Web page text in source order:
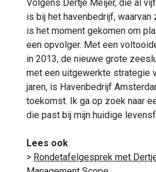
Volgens Dertje Meijer, die al
is bij het havenbedrijf, waarvan
is het moment gekomen om
een opvolger. Met een
in 2013, de nieuwe grote
met een uitgewerkte strategie
jaren, is Havenbedrijf
toekomst. Ik ga op zoek naar
die past bij mijn huidige
Lees ook
> Rondetafelgesprek met